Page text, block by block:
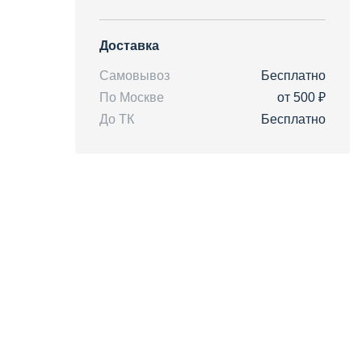
Доставка
Самовывоз
Бесплатно
По Москве
от 500 ₽
До ТК
Бесплатно